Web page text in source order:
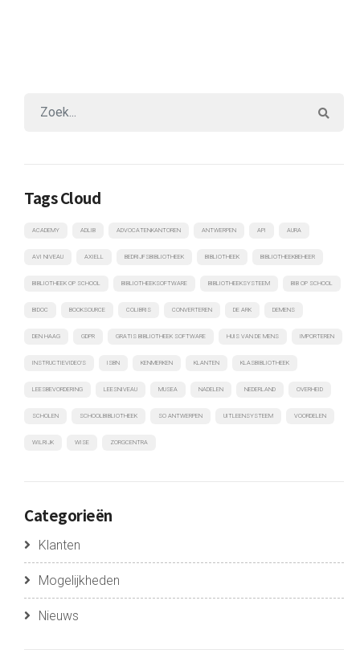
Tags Cloud
ACADEMY ADLIB ADVOCATENKANTOREN ANTWERPEN API AURA
AVI NIVEAU AXIELL BEDRIJFSBIBLIOTHEEK BIBLIOTHEEK BIBLIOTHEEKBEHEER
BIBLIOTHEEK OP SCHOOL BIBLIOTHEEKSOFTWARE BIBLIOTHEEKSYSTEEM BIB OP SCHOOL
BIDOC BOOKSOURCE COLIBRIS CONVERTEREN DE ARK DEMENS
DEN HAAG GDPR GRATIS BIBLIOTHEEK SOFTWARE HUIS VAN DE MENS IMPORTEREN
INSTRUCTIEVIDEO'S ISBN KENMERKEN KLANTEN KLASBIBLIOTHEEK
LEESBEVORDERING LEESNIVEAU MUSEA NADELEN NEDERLAND OVERHEID
SCHOLEN SCHOOLBIBLIOTHEEK SO ANTWERPEN UITLEENSYSTEEM VOORDELEN
WILRIJK WISE ZORGCENTRA
Categorieën
Klanten
Mogelijkheden
Nieuws